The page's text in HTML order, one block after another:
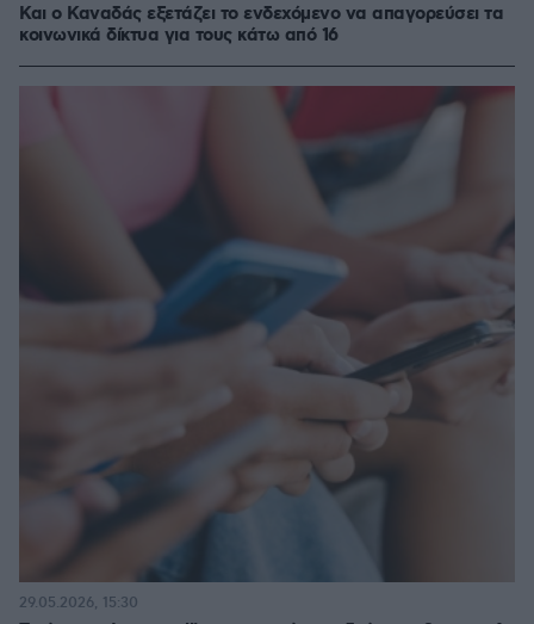
Και ο Καναδάς εξετάζει το ενδεχόμενο να απαγορεύσει τα
κοινωνικά δίκτυα για τους κάτω από 16
29.05.2026, 15:30